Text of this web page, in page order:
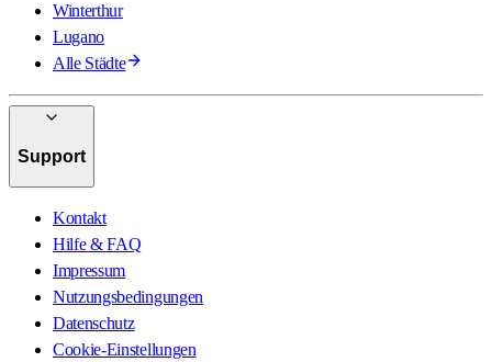
Winterthur
Lugano
Alle Städte
Support
Kontakt
Hilfe & FAQ
Impressum
Nutzungsbedingungen
Datenschutz
Cookie-Einstellungen